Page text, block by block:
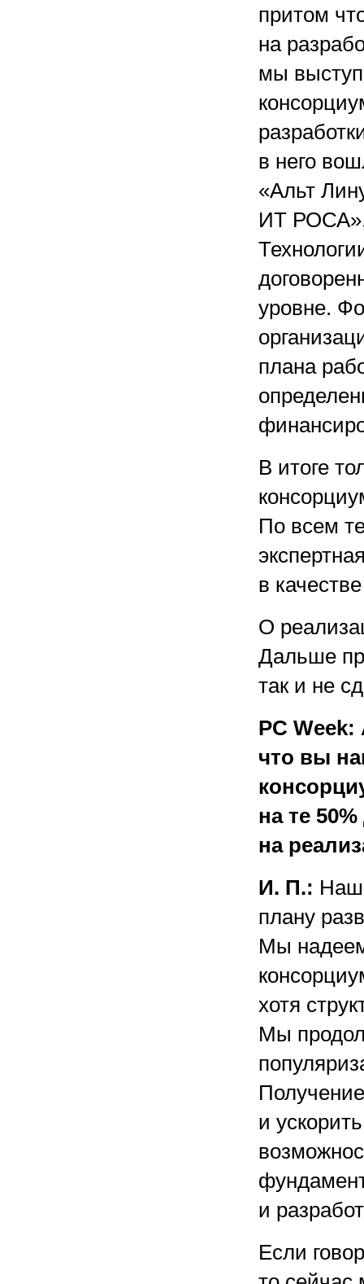
притом
на
мы
в него
«Альт
ИТ РОСА»,
уровне.
плана
В итоге
По всем
в
О
Дальше
так и не
PC
что вы
на те
на
И. П.:
плану
Мы
хотя
Мы
и
и
Если